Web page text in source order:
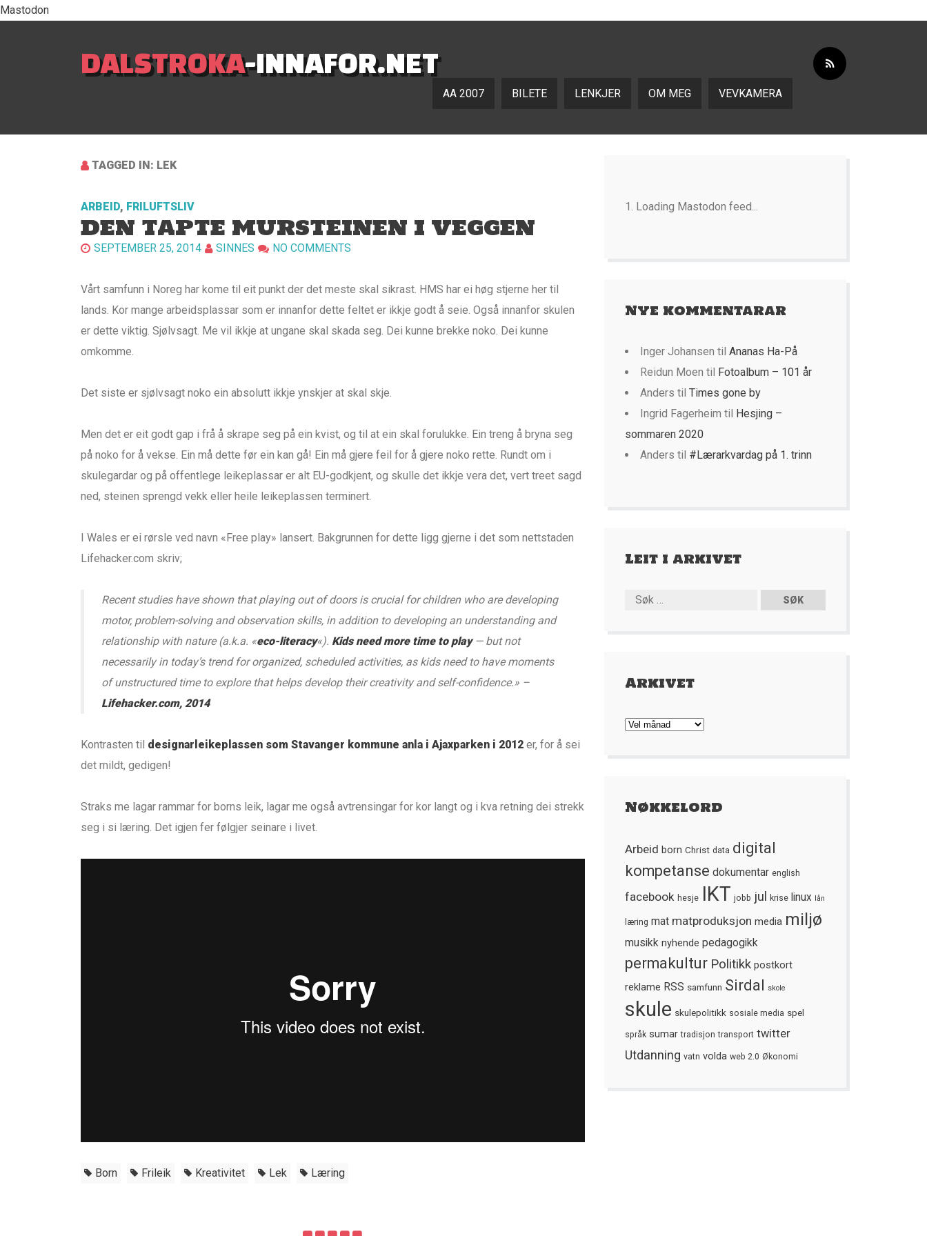
Mastodon
DALSTROKA-INNAFOR.NET
AA 2007 BILETE LENKJER OM MEG VEVKAMERA
TAGGED IN: LEK
ARBEID, FRILUFTSLIV
DEN TAPTE MURSTEINEN I VEGGEN
SEPTEMBER 25, 2014 SINNES NO COMMENTS
Vårt samfunn i Noreg har kome til eit punkt der det meste skal sikrast. HMS har ei høg stjerne her til
lands. Kor mange arbeidsplassar som er innanfor dette feltet er ikkje godt å seie. Også innanfor skulen
er dette viktig. Sjølvsagt. Me vil ikkje at ungane skal skada seg. Dei kunne brekke noko. Dei kunne
omkomme.
Det siste er sjølvsagt noko ein absolutt ikkje ynskjer at skal skje.
Men det er eit godt gap i frå å skrape seg på ein kvist, og til at ein skal forulukke. Ein treng å bryna seg
på noko for å vekse. Ein må dette før ein kan gå! Ein må gjere feil for å gjere noko rette. Rundt om i
skulegardar og på offentlege leikeplassar er alt EU-godkjent, og skulle det ikkje vera det, vert treet sagd
ned, steinen sprengd vekk eller heile leikeplassen terminert.
I Wales er ei rørsle ved navn «Free play» lansert. Bakgrunnen for dette ligg gjerne i det som nettstaden
Lifehacker.com skriv;
Recent studies have shown that playing out of doors is crucial for children who are developing
motor, problem-solving and observation skills, in addition to developing an understanding and
relationship with nature (a.k.a. «eco-literacy«). Kids need more time to play— but not
necessarily in today’s trend for organized, scheduled activities, as kids need to have moments
of unstructured time to explore that helps develop their creativity and self-confidence.» –
Lifehacker.com, 2014
Kontrasten til designarleikeplassen som Stavanger kommune anla i Ajaxparken i 2012 er, for å sei
det mildt, gedigen!
Straks me lagar rammar for borns leik, lagar me også avtrensingar for kor langt og i kva retning dei strekk
seg i si læring. Det igjen fer følgjer seinare i livet.
Born Frileik Kreativitet Lek Læring
Loading Mastodon feed...
Nye kommentarar
Inger Johansen til Ananas Ha-På
Reidun Moen til Fotoalbum – 101 år
Anders til Times gone by
Ingrid Fagerheim til Hesjing –
sommaren 2020
Anders til #Lærarkvardag på 1. trinn
Leit i arkivet
Arkivet
Arkivet
Nøkkelord
Arbeid born Christ data digital
kompetanse dokumentar english
facebook hesje IKT jobb jul krise linux lån
læring mat matproduksjon media miljø
musikk nyhende pedagogikk
permakultur Politikk postkort
reklame RSS samfunn Sirdal skole
skule skulepolitikk sosiale media spel
språk sumar tradisjon transport twitter
Utdanning vatn volda web 2.0 Økonomi